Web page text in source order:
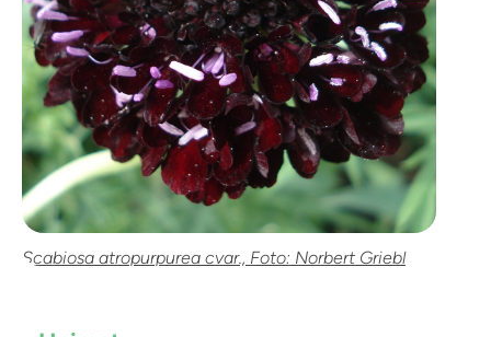
Scabiosa atropurpurea cvar., Foto: Norbert Griebl